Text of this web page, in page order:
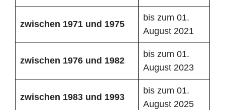
zwischen 1971 und 1975
bis zum 01.
August 2021
zwischen 1976 und 1982
bis zum 01.
August 2023
zwischen 1983 und 1993
bis zum 01.
August 2025